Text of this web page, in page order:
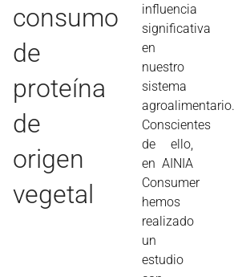
consumo
de
proteína
de
origen
vegetal
influencia
significativa
en
nuestro
sistema
agroalimentario.
Conscientes
de ello,
en AINIA
Consumer
hemos
realizado
un
estudio